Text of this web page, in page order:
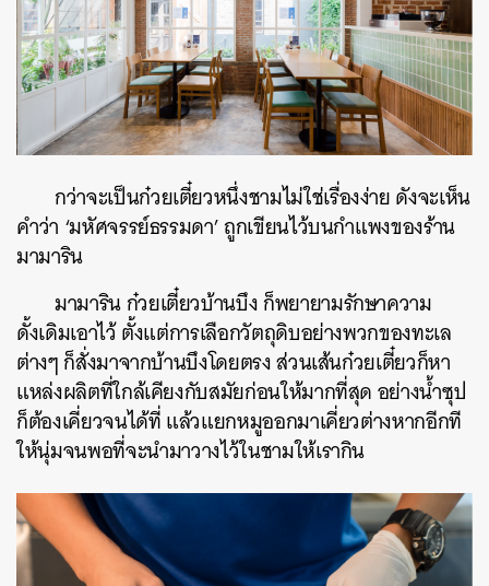
กว่าจะเป็นก๋วยเตี๋ยวหนึ่งชามไม่ใช่เรื่องง่าย ดังจะเห็น
คำว่า ‘มหัศจรรย์ธรรมดา’ ถูกเขียนไว้บนกำแพงของร้าน
มามาริน
มามาริน ก๋วยเตี๋ยวบ้านบึง ก็พยายามรักษาความ
ดั้งเดิมเอาไว้ ตั้งแต่การเลือกวัตถุดิบอย่างพวกของทะเล
ต่างๆ ก็สั่งมาจากบ้านบึงโดยตรง ส่วนเส้นก๋วยเตี๋ยวก็หา
แหล่งผลิตที่ใกล้เคียงกับสมัยก่อนให้มากที่สุด อย่างน้ำซุป
ก็ต้องเคี่ยวจนได้ที่ แล้วแยกหมูออกมาเคี่ยวต่างหากอีกที
ให้นุ่มจนพอที่จะนำมาวางไว้ในชามให้เรากิน